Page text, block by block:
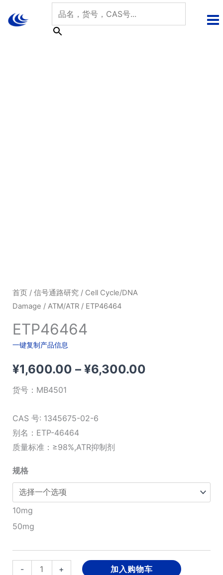
首页/ 信号通路研究/ Cell Cycle/DNA
Damage / ATM/ATR/ ETP46464
ETP46464
一键复制产品信息
¥1,600.00 – ¥6,300.00价
¥6,300.00
货号： MB4501
CAS 号: 1345675-02-6
别名：ETP-46464
质量标准：≥98%,ATR抑制剂
规格
10mg
50mg
-
ETP46464
+ 加入购物车